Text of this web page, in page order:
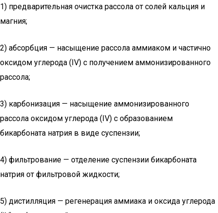
1) предварительная очистка рассола от солей кальция и
магния;
2) абсорбция — насыщение рассола аммиаком и частично
оксидом углерода (IV) с получением аммонизированного
рас­сола;
3) карбонизация — насыщение аммонизированного
рассола оксидом углерода (IV) с образованием
бикарбоната натрия в виде суспензии;
4) фильтрование — отделение суспензии бикарбоната
натрия от фильтровой жидкости;
5) дистилляция — регенерация аммиака и оксида углерода